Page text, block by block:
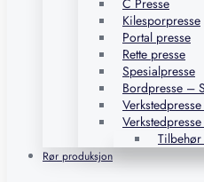
C Presse
Kilesporpresse
Portal presse
Rette presse
Spesialpresse
Bordpresse –
Tilbehør
Rør produksjon